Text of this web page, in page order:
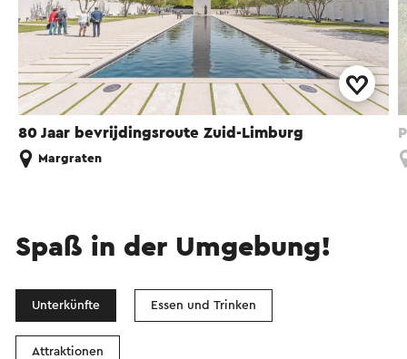
80 Jaar bevrijdingsroute Zuid-Limburg
Margraten
Spaß in der Umgebung!
Unterkünfte Essen und Trinken
Attraktionen